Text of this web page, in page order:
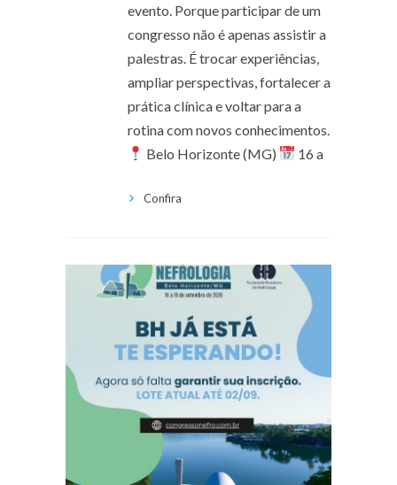
evento. Porque participar de um
congresso não é apenas assistir a
palestras. É trocar experiências,
ampliar perspectivas, fortalecer a
prática clínica e voltar para a
rotina com novos conhecimentos.
Belo Horizonte (MG)
16 a
Confira